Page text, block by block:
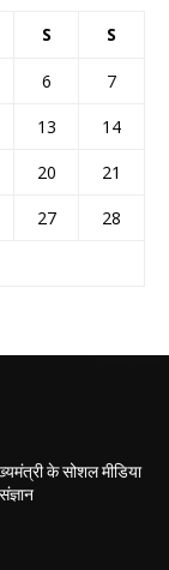
S S
6
7
13
14
20
21
27
28
के सोशल मीडिया